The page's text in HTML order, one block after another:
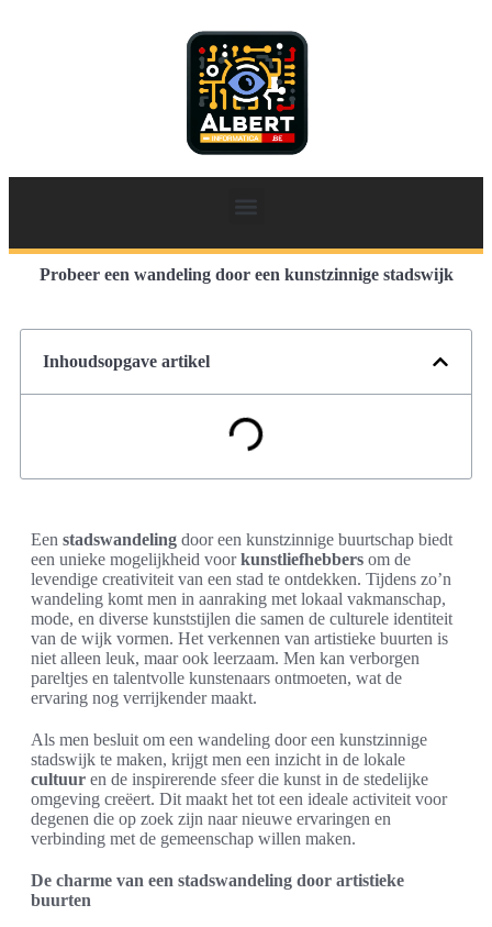
Probeer een wandeling door een kunstzinnige stadswijk
Inhoudsopgave artikel
Een stadswandeling door een kunstzinnige buurtschap biedt
een unieke mogelijkheid voorkunstliefhebbers om de
levendige creativiteit van een stad te ontdekken. Tijdens zo’n
wandeling komt men in aanraking met lokaal vakmanschap,
mode, en diverse kunststijlen die samen de culturele identiteit
van de wijk vormen. Het verkennen van artistieke buurten is
niet alleen leuk, maar ook leerzaam. Men kan verborgen
pareltjes en talentvolle kunstenaars ontmoeten, wat de
ervaring nog verrijkender maakt.
Als men besluit om een wandeling door een kunstzinnige
stadswijk te maken, krijgt men een inzicht in de lokale
cultuur en de inspirerende sfeer die kunst in de stedelijke
omgeving creëert. Dit maakt het tot een ideale activiteit voor
degenen die op zoek zijn naar nieuwe ervaringen en
verbinding met de gemeenschap willen maken.
De charme van een stadswandeling door artistieke
buurten